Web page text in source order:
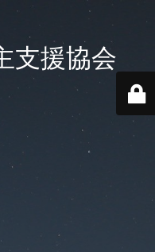
支援協会